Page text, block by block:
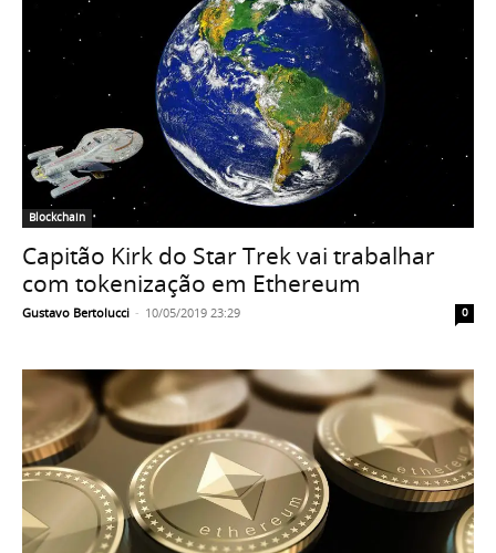
Blockchain
Capitão Kirk do Star Trek vai trabalhar
com tokenização em Ethereum
Gustavo Bertolucci - 10/05/2019 23:29 0